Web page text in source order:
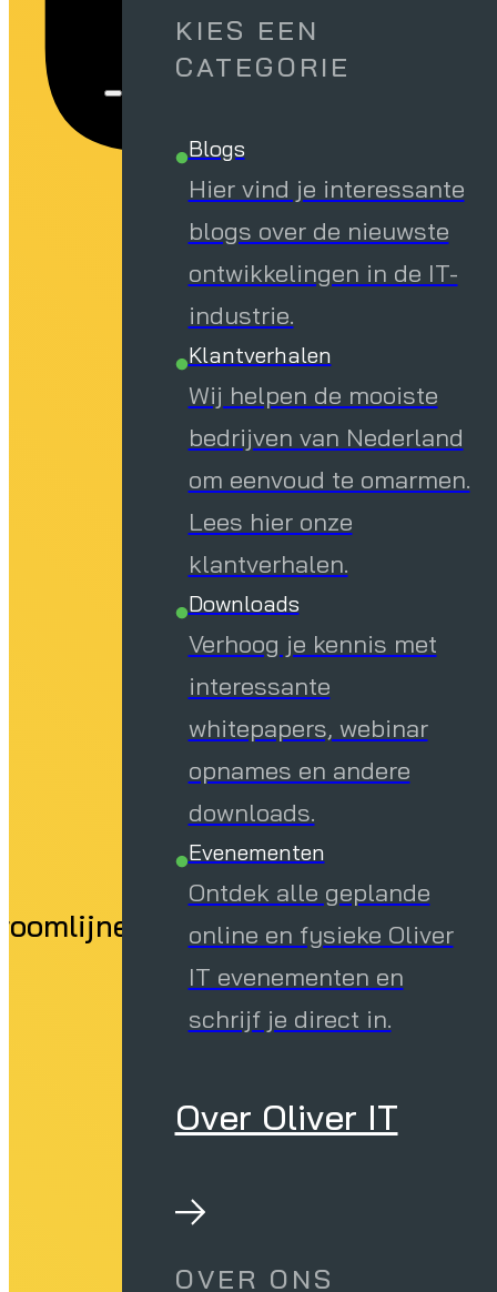
KIES EEN
CATEGORIE
Blogs
Hier vind je interessante
blogs over de nieuwste
ontwikkelingen in de IT-
industrie.
Klantverhalen
Wij helpen de mooiste
bedrijven van Nederland
om eenvoud te omarmen.
Lees hier onze
klantverhalen.
Downloads
Verhoog je kennis met
interessante
whitepapers, webinar
opnames en andere
downloads.
Evenementen
Ontdek alle geplande
online en fysieke Oliver
IT evenementen en
schrijf je direct in.
Over Oliver IT
OVER ONS
we bedrijfskritische